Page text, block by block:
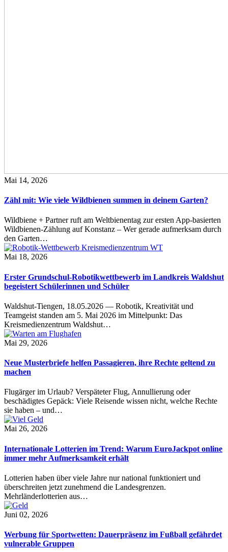
Mai 14, 2026
Zähl mit: Wie viele Wildbienen summen in deinem Garten?
Wildbiene + Partner ruft am Weltbienentag zur ersten App-basierten
Wildbienen-Zählung auf Konstanz – Wer gerade aufmerksam durch
den Garten…
Mai 18, 2026
Erster Grundschul-Robotikwettbewerb im Landkreis Waldshut
begeistert Schülerinnen und Schüler
Waldshut-Tiengen, 18.05.2026 — Robotik, Kreativität und
Teamgeist standen am 5. Mai 2026 im Mittelpunkt: Das
Kreismedienzentrum Waldshut…
Mai 29, 2026
Neue Musterbriefe helfen Passagieren, ihre Rechte geltend zu
machen
Flugärger im Urlaub? Verspäteter Flug, Annullierung oder
beschädigtes Gepäck: Viele Reisende wissen nicht, welche Rechte
sie haben – und…
Mai 26, 2026
Internationale Lotterien im Trend: Warum EuroJackpot online
immer mehr Aufmerksamkeit erhält
Lotterien haben über viele Jahre nur national funktioniert und
überschreiten jetzt zunehmend die Landesgrenzen.
Mehrländerlotterien aus…
Juni 02, 2026
Werbung für Sportwetten: Dauerpräsenz im Fußball gefährdet
vulnerable Gruppen